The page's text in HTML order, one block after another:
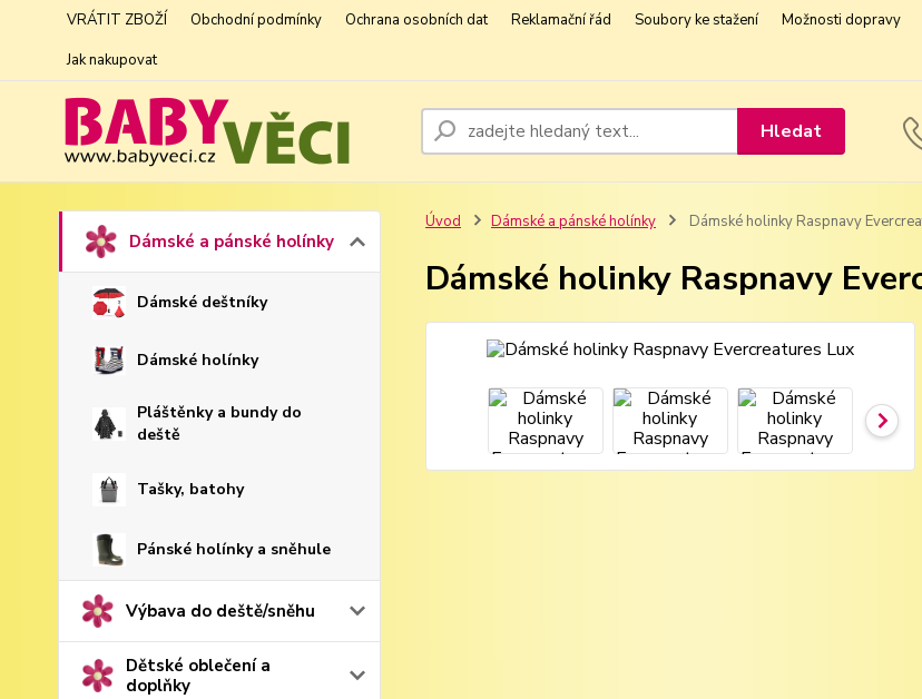
VRÁTIT ZBOŽÍ Obchodní podmínky Ochrana osobních dat Reklamační řád Soubory ke stažení Možnosti dopravy
Jak nakupovat
Hledat
Dámské a pánské holínky
Dámské deštníky
Dámské holínky
Pláštěnky a bundy do
deště
Tašky, batohy
Pánské holínky a sněhule
Výbava do deště/sněhu
Dětské oblečení a
doplňky
Úvod Dámské a pánské holínky Dámské holinky Raspnavy
Dámské holinky Raspnavy